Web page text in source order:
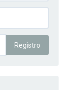
Registro